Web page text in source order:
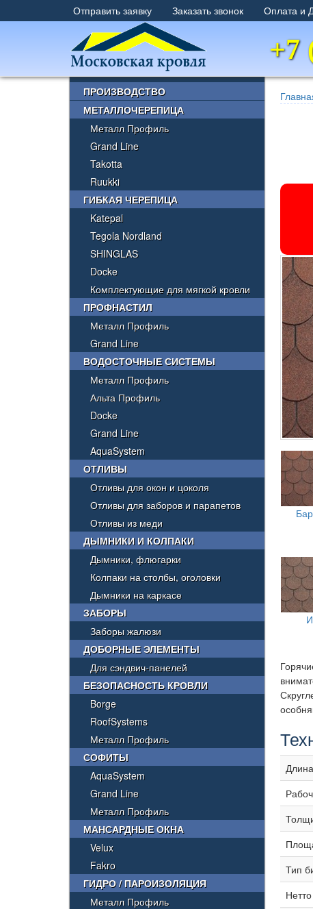
+7
Отправить заявку Заказать звонок Оплата и
Длина
Тип
ПРОИЗВОДСТВО
МЕТАЛЛОЧЕРЕПИЦА
Металл Профиль
Grand Line
Takotta
Ruukki
ГИБКАЯ ЧЕРЕПИЦА
Katepal
Tegola Nordland
SHINGLAS
Docke
Комплектующие для мягкой кровли
ПРОФНАСТИЛ
Металл Профиль
Grand Line
ВОДОСТОЧНЫЕ СИСТЕМЫ
Металл Профиль
Альта Профиль
Docke
Grand Line
AquaSystem
ОТЛИВЫ
Отливы для окон и цоколя
Отливы для заборов и парапетов
Отливы из меди
ДЫМНИКИ И КОЛПАКИ
Дымники, флюгарки
Колпаки на столбы, оголовки
Дымники на каркасе
ЗАБОРЫ
Заборы жалюзи
ДОБОРНЫЕ ЭЛЕМЕНТЫ
Для сэндвич-панелей
БЕЗОПАСНОСТЬ КРОВЛИ
Borge
RoofSystems
Металл Профиль
СОФИТЫ
AquaSystem
Grand Line
Металл Профиль
МАНСАРДНЫЕ ОКНА
Velux
Fakro
ГИДРО / ПАРОИЗОЛЯЦИЯ
Металл Профиль